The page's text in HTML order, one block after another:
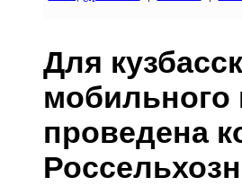
Для
мобильного
проведена